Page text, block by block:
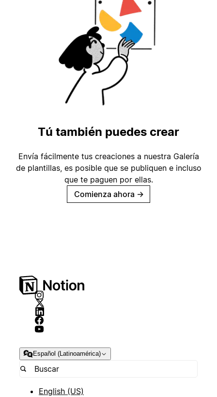
Tú también puedes crear
Envía fácilmente tus creaciones a nuestra Galería
de plantillas, es posible que se publiquen e incluso
que te paguen por ellas.
Comienza ahora →
Español (Latinoamérica)
English (US)